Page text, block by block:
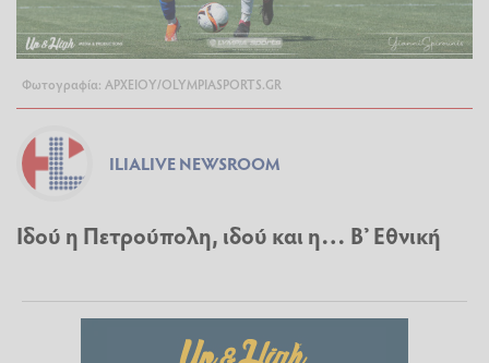
Φωτογραφία: ΑΡΧΕΙΟΥ/OLYMPIASPORTS.GR
ILIALIVE NEWSROOM
Ιδού η Πετρούπολη, ιδού και η… Β’ Εθνική